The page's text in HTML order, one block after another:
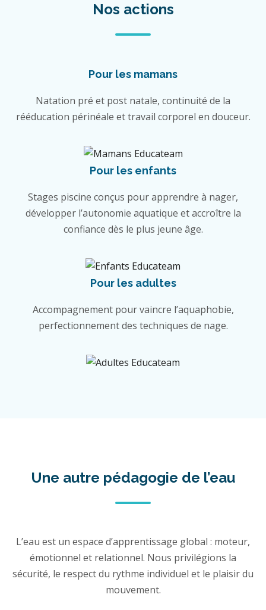
Nos actions
Pour les mamans
Natation pré et post natale, continuité de la
rééducation périnéale et travail corporel en douceur.
Pour les enfants
Stages piscine conçus pour apprendre à nager,
développer l’autonomie aquatique et accroître la
confiance dès le plus jeune âge.
Pour les adultes
Accompagnement pour vaincre l’aquaphobie,
perfectionnement des techniques de nage.
Une autre pédagogie de l’eau
L’eau est un espace d’apprentissage global : moteur,
émotionnel et relationnel. Nous privilégions la
sécurité, le respect du rythme individuel et le plaisir du
mouvement.